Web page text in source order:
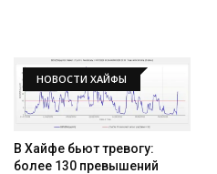
НОВОСТИ ХАЙФЫ
В Хайфе бьют тревогу:
более 130 превышений